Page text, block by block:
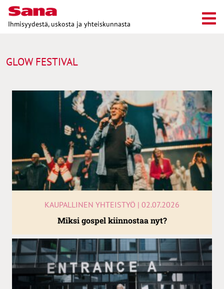
Ihmisyydestä, uskosta ja yhteiskunnasta
GLOW FESTIVAL
KAUPALLINEN YHTEISTYÖ | 02.07.2026
Miksi gospel kiinnostaa nyt?